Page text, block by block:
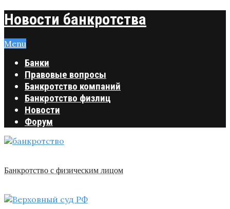
Новости банкротства
Menu
Банки
Правовые вопросы
Банкротство компаний
Банкротство физлиц
Новости
Форум
Банкротство с физическим лицом